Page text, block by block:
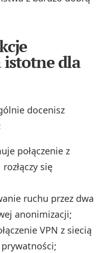
istotne dla
docenisz
połączenie z
się
ruchu przez dwa
anonimizacji;
VPN z siecią